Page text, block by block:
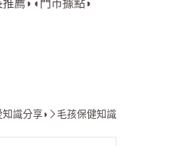
推薦◗ ◖門市據點◗
知識分享◗ 毛孩保健知識